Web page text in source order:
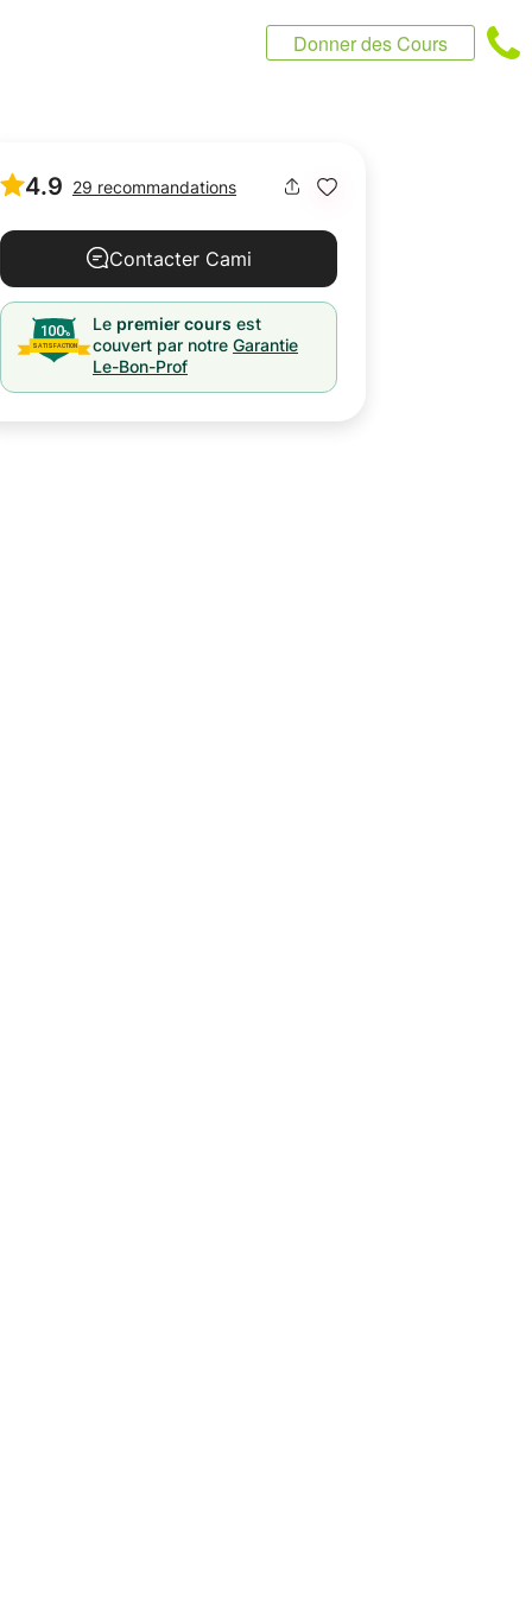
Donner des Cours
4.9 29 recommandations
Contacter Cami
Le premier cours est
couvert par notre Garantie
Le-Bon-Prof